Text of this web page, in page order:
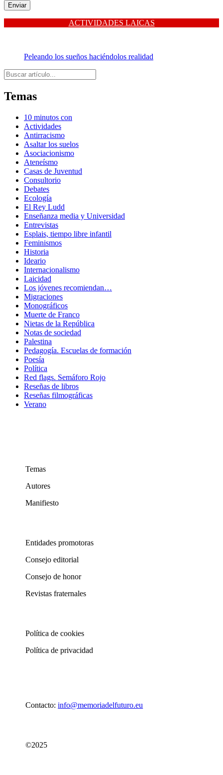
ACTIVIDADES LAICAS
Peleando los sueños haciéndolos realidad
Buscar
Temas
10 minutos con
Actividades
Antirracismo
Asaltar los suelos
Asociacionismo
Ateneísmo
Casas de Juventud
Consultorio
Debates
Ecología
El Rey Ludd
Enseñanza media y Universidad
Entrevistas
Esplais, tiempo libre infantil
Feminismos
Historia
Ideario
Internacionalismo
Laicidad
Los jóvenes recomiendan…
Migraciones
Monográficos
Muerte de Franco
Nietas de la República
Notas de sociedad
Palestina
Pedagogía. Escuelas de formación
Poesía
Política
Red flags. Semáforo Rojo
Reseñas de libros
Reseñas filmográficas
Verano
Temas
Autores
Manifiesto
Entidades promotoras
Consejo editorial
Consejo de honor
Revistas fraternales
Política de cookies
Política de privacidad
Contacto:info@memoriadelfuturo.eu
©2025